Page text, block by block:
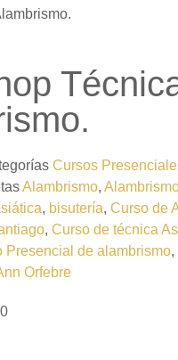
Cursos
Alambrismo,
, bisutería, Curso de
, Curso de técnica
Presencial de alambrismo,
Orfebre